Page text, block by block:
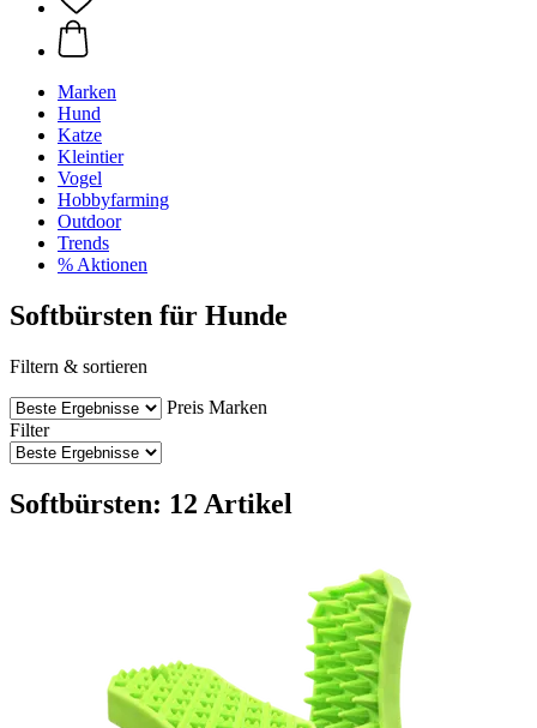
Marken
Hund
Katze
Kleintier
Vogel
Hobbyfarming
Outdoor
Trends
% Aktionen
Softbürsten für Hunde
Filtern & sortieren
Preis Marken
Filter
Softbürsten: 12 Artikel